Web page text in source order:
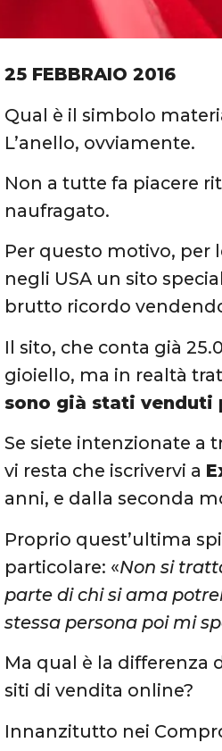
25 FEBBRAIO 2016
Qual è il simbolo
L’anello, ovviamente.
Non a tutte fa piacere
naufragato.
Per questo motivo, per
negli USA un sito
brutto ricordo
Il sito, che conta già
gioiello, ma in realtà
sono già stati venduti
Se siete intenzionate a
vi resta che iscrivervi a
anni, e dalla seconda
Proprio quest’ultima
particolare: «Non si
parte di chi si ama
stessa persona poi mi
Ma qual è la differenza
siti di vendita online?
Innanzitutto nei